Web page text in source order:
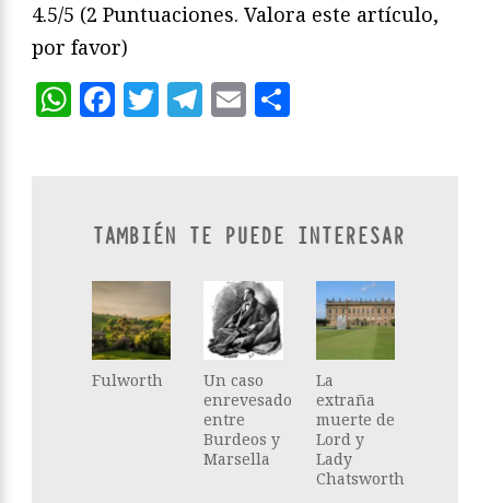
4.5/5 (2 Puntuaciones. Valora este artículo,
por favor)
WhatsApp
Facebook
Twitter
Telegram
Email
TAMBIÉN TE PUEDE INTERESAR
Fulworth
Un caso
enrevesado
entre
Burdeos y
Marsella
La
extraña
muerte de
Lord y
Lady
Chatsworth